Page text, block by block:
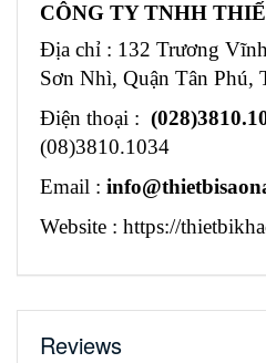
CÔNG TY TNHH
Địa chỉ : 132 Trương
Sơn Nhì, Quận Tân Phú,
Điện thoại :
(08)3810.1034
Email :
Website : https://
Reviews